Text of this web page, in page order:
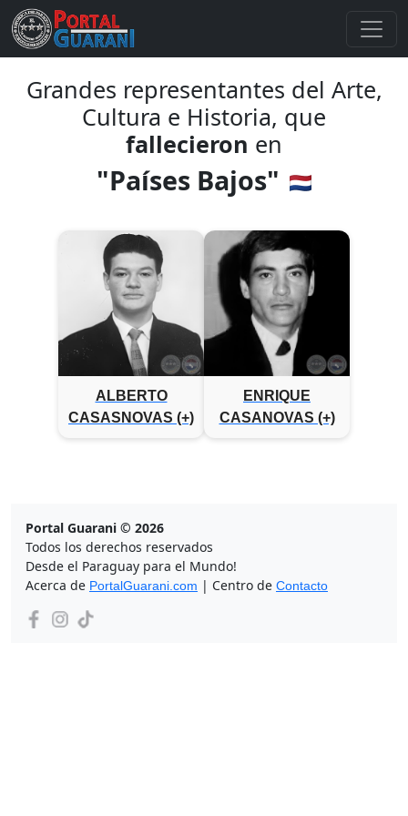
Grandes representantes del Arte,
Cultura e Historia, que
fallecieron en
"Países Bajos"
ALBERTO
CASASNOVAS (+)
ENRIQUE
CASANOVAS (+)
Portal Guarani © 2026
Todos los derechos reservados
Desde el Paraguay para el Mundo!
Acerca de PortalGuarani.com | Centro de Contacto